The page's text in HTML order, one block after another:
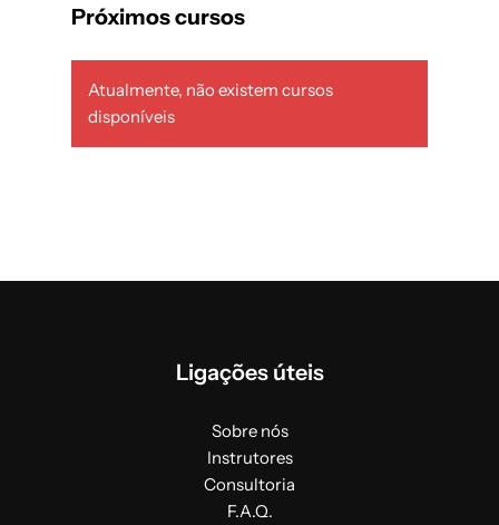
Próximos cursos
Atualmente, não existem cursos
disponíveis
Ligações úteis
Sobre nós
Instrutores
Consultoria
F.A.Q.